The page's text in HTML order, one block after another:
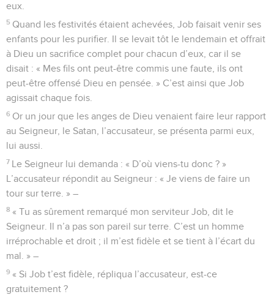
eux.
5 Quand les festivités étaient achevées, Job faisait venir ses
enfants pour les purifier. Il se levait tôt le lendemain et offrait
à Dieu un sacrifice complet pour chacun d’eux, car il se
disait : « Mes fils ont peut-être commis une faute, ils ont
peut-être offensé Dieu en pensée. » C’est ainsi que Job
agissait chaque fois.
6 Or un jour que les anges de Dieu venaient faire leur rapport
au Seigneur, le Satan, l’accusateur, se présenta parmi eux,
lui aussi.
7 Le Seigneur lui demanda : « D’où viens-tu donc ? »
L’accusateur répondit au Seigneur : « Je viens de faire un
tour sur terre. » –
8 « Tu as sûrement remarqué mon serviteur Job, dit le
Seigneur. Il n’a pas son pareil sur terre. C’est un homme
irréprochable et droit ; il m’est fidèle et se tient à l’écart du
mal. » –
9 « Si Job t’est fidèle, répliqua l’accusateur, est-ce
gratuitement ?